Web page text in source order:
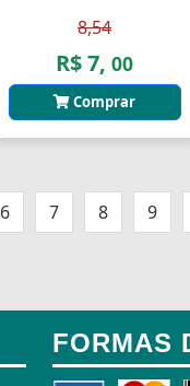
8,54
R$ 7, 00
Comprar
6 7 8 9
FORMAS